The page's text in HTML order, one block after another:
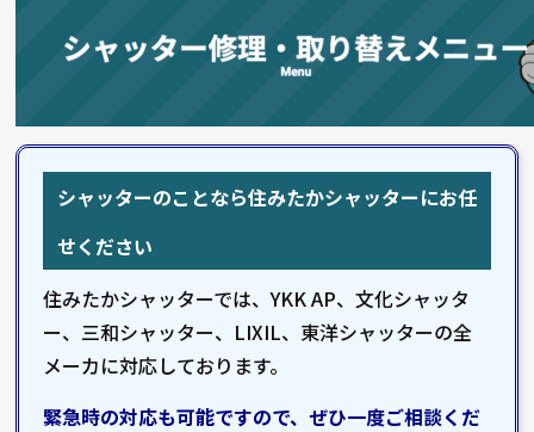
シャッターのことなら住みたかシャッターにお任
せください
住みたかシャッターでは、YKK AP、文化シャッタ
ー、三和シャッター、LIXIL、東洋シャッターの全
メーカに対応しております。
緊急時の対応も可能ですので、ぜひ一度ご相談くだ